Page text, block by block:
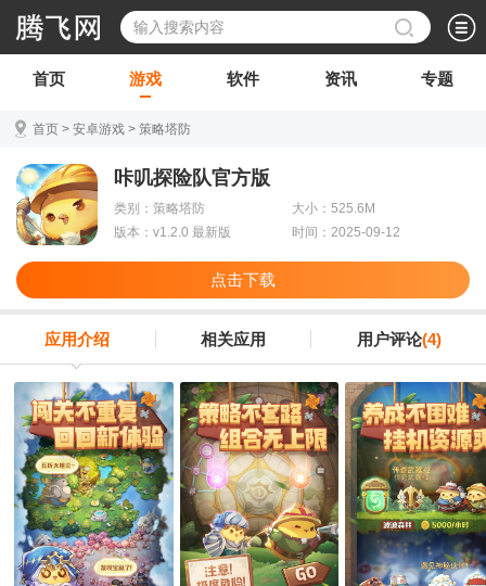
首页 游戏 软件 资讯 专题
首页 > 安卓游戏 > 策略塔防
咔叽探险队官方版
类别：策略塔防
大小：525.6M
版本：v1.2.0 最新版
时间：2025-09-12
点击下载
应用介绍 相关应用 用户评论(4)